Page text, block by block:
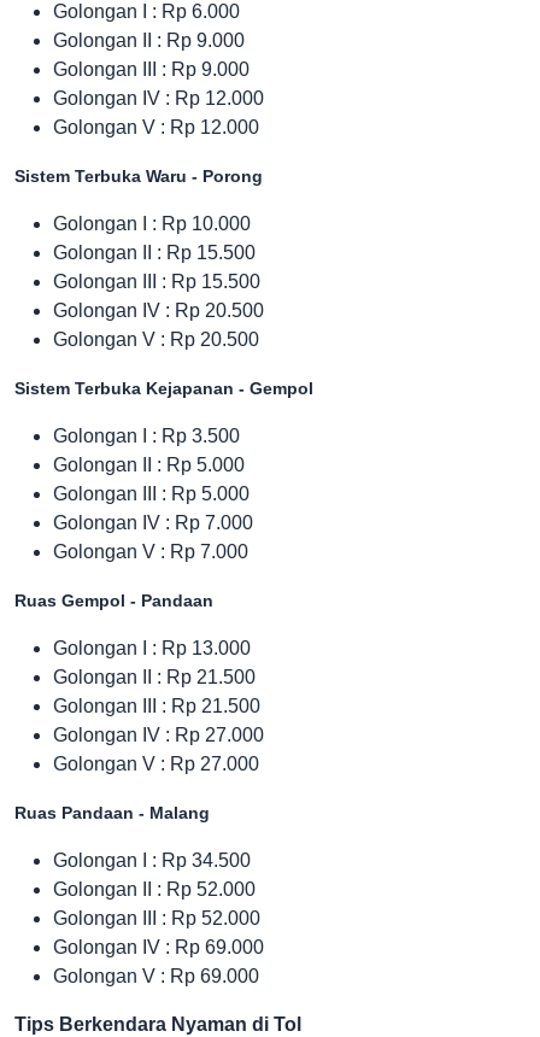
Golongan I : Rp 6.000
Golongan II : Rp 9.000
Golongan III : Rp 9.000
Golongan IV : Rp 12.000
Golongan V : Rp 12.000
Sistem Terbuka Waru - Porong
Golongan I : Rp 10.000
Golongan II : Rp 15.500
Golongan III : Rp 15.500
Golongan IV : Rp 20.500
Golongan V : Rp 20.500
Sistem Terbuka Kejapanan - Gempol
Golongan I : Rp 3.500
Golongan II : Rp 5.000
Golongan III : Rp 5.000
Golongan IV : Rp 7.000
Golongan V : Rp 7.000
Ruas Gempol - Pandaan
Golongan I : Rp 13.000
Golongan II : Rp 21.500
Golongan III : Rp 21.500
Golongan IV : Rp 27.000
Golongan V : Rp 27.000
Ruas Pandaan - Malang
Golongan I : Rp 34.500
Golongan II : Rp 52.000
Golongan III : Rp 52.000
Golongan IV : Rp 69.000
Golongan V : Rp 69.000
Tips Berkendara Nyaman di Tol